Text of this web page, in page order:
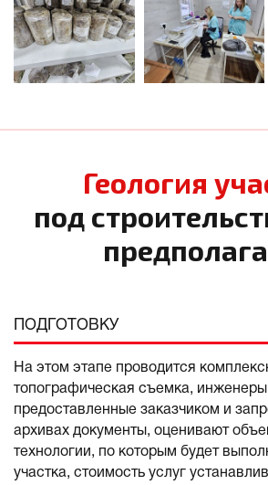
Геология
под
ПОДГОТОВКУ
На этом этапе проводится
топографическая съемка, инженеры
предоставленные заказчиком и
архивах документы, оценивают
технологии, по которым будет
участка, стоимость услуг